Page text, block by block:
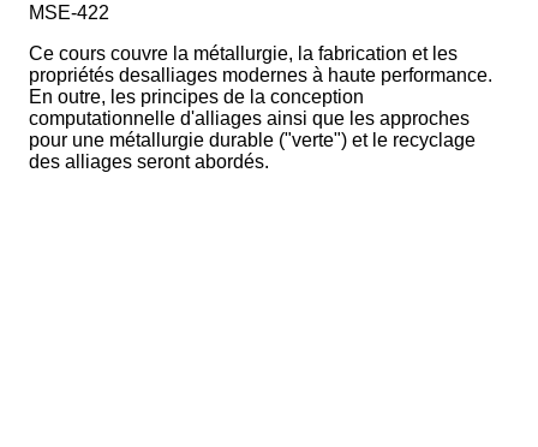
MSE-422
Ce cours couvre la métallurgie, la fabrication et les
propriétés desalliages modernes à haute performance.
En outre, les principes de la conception
computationnelle d'alliages ainsi que les approches
pour une métallurgie durable ("verte") et le recyclage
des alliages seront abordés.